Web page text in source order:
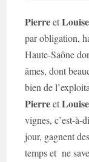
publication :
PierreetLouise
par obligation,
Haute-Saône
âmes, dont
bien de
PierreetLouise
vignes, c’est-à-
jour, gagnent
temps et ne